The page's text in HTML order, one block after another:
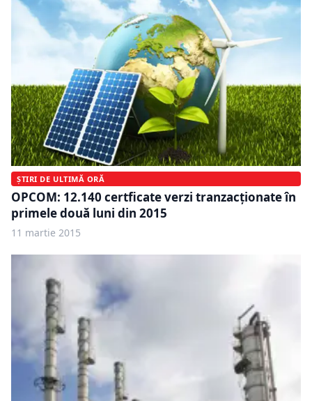
ȘTIRI DE ULTIMĂ ORĂ
OPCOM: 12.140 certficate verzi tranzacţionate în
primele două luni din 2015
11 martie 2015